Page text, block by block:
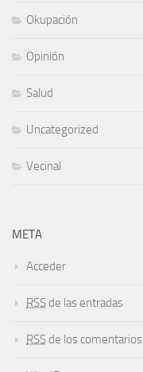
Okupación
Opinión
Salud
Uncategorized
Vecinal
META
Acceder
RSS de las entradas
RSS de los comentarios